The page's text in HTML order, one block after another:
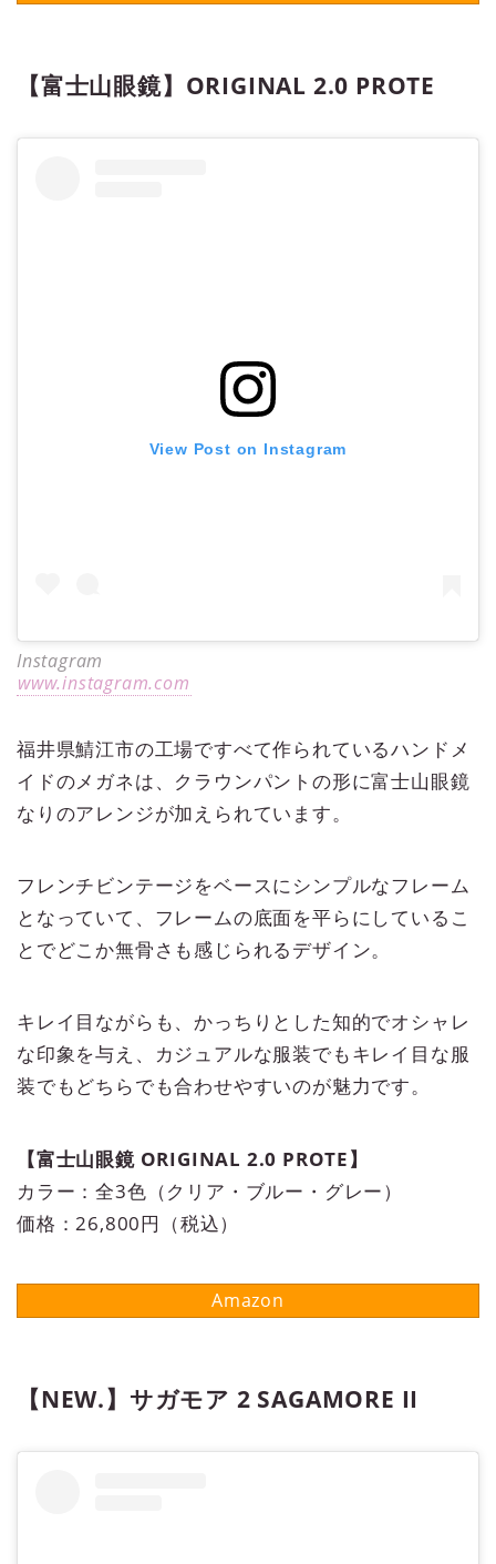
【富士山眼鏡】ORIGINAL 2.0 PROTE
View Post on Instagram
Instagram
www.instagram.com
福井県鯖江市の工場ですべて作られているハンドメ
イドのメガネは、クラウンパントの形に富士山眼鏡
なりのアレンジが加えられています。
フレンチビンテージをベースにシンプルなフレーム
となっていて、フレームの底面を平らにしているこ
とでどこか無骨さも感じられるデザイン。
キレイ目ながらも、かっちりとした知的でオシャレ
な印象を与え、カジュアルな服装でもキレイ目な服
装でもどちらでも合わせやすいのが魅力です。
【富士山眼鏡 ORIGINAL 2.0 PROTE】
カラー：全3色（クリア・ブルー・グレー）
価格：26,800円（税込）
【NEW.】サガモア 2 SAGAMORE II